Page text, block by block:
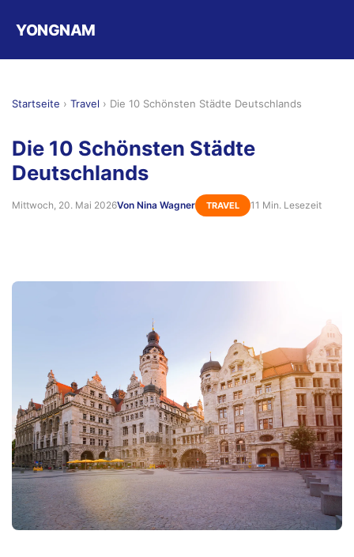
YONGNAM
Startseite › Travel › Die 10 Schönsten Städte Deutschlands
Die 10 Schönsten Städte
Deutschlands
Mittwoch, 20. Mai 2026Von Nina Wagner TRAVEL 11 Min. Lesezeit